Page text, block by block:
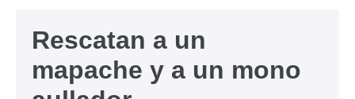
Rescatan a un
mapache y a un mono